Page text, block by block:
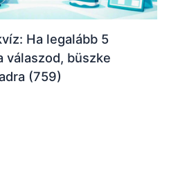
Ha legalább 5
válaszod, büszke
(759)